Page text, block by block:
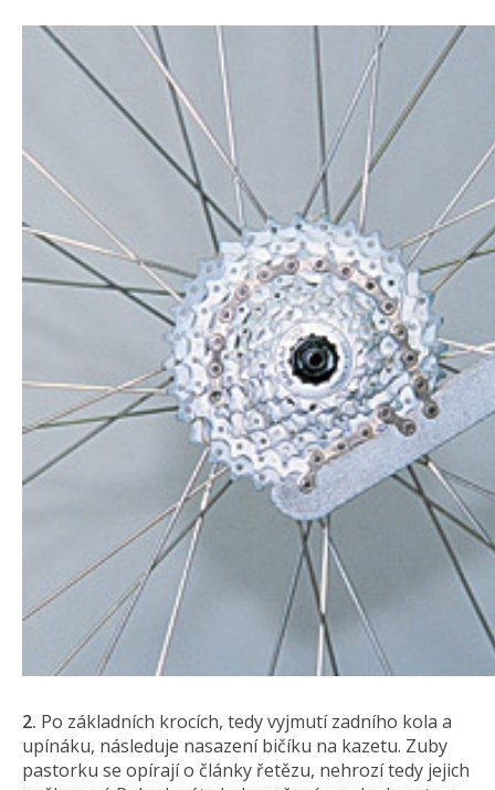
2. Po základních krocích, tedy vyjmutí zadního kola a
upínáku, následuje nasazení bičíku na kazetu. Zuby
pastorku se opírají o články řetězu, nehrozí tedy jejich